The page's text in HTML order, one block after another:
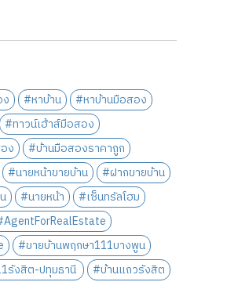
#หาบ้าน
#หาบ้านมือสอง
#ทาวน์เฮ้าส์มือสอง
ง
#บ้านมือสองราคาถูก
#นายหน้าขายบ้าน
#ฝากขายบ้าน
#นายหน้า
#เซ็นทรัลโฮม
#ขายบ้านพฤกษา111บางพูน
รังสิต-ปทุมธานี
#บ้านแถวรังสิต